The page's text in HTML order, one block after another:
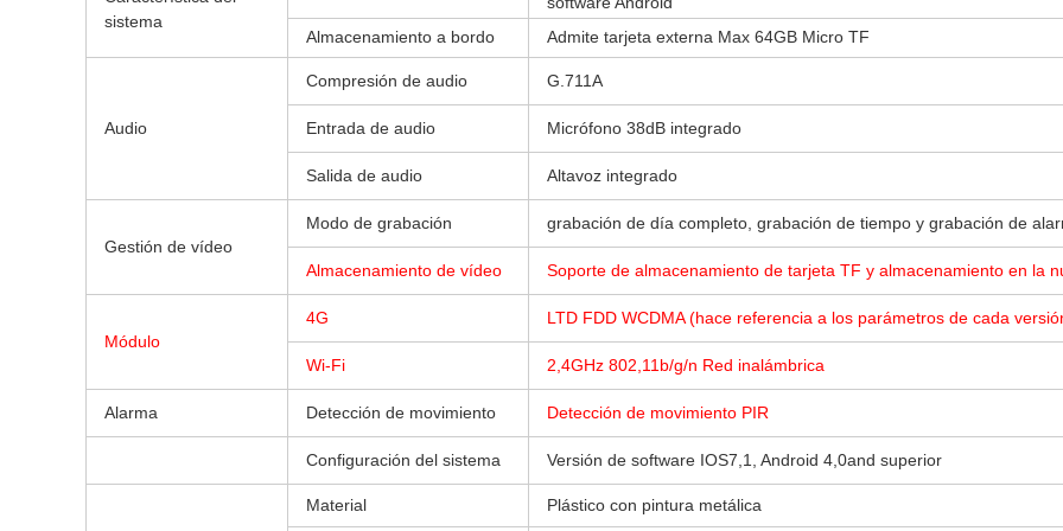
sistema
Almacenamiento a bordo
Admite tarjeta externa Max 64GB Micro TF
Audio
Compresión de audio G.711A
Entrada de audio Micrófono 38dB integrado
Salida de audio Altavoz integrado
Gestión de vídeo
Modo de grabación grabación de día completo, grabación de tiempo y grabación de
Almacenamiento de vídeo Soporte de almacenamiento de tarjeta TF y almacenamiento en la
Módulo
4G LTD FDD WCDMA (hace referencia a los parámetros de cada
Wi-Fi 2,4GHz 802,11b/g/n Red inalámbrica
Alarma Detección de movimiento Detección de movimiento PIR
Configuración del sistema Versión de software IOS7,1, Android 4,0and superior
Material Plástico con pintura metálica